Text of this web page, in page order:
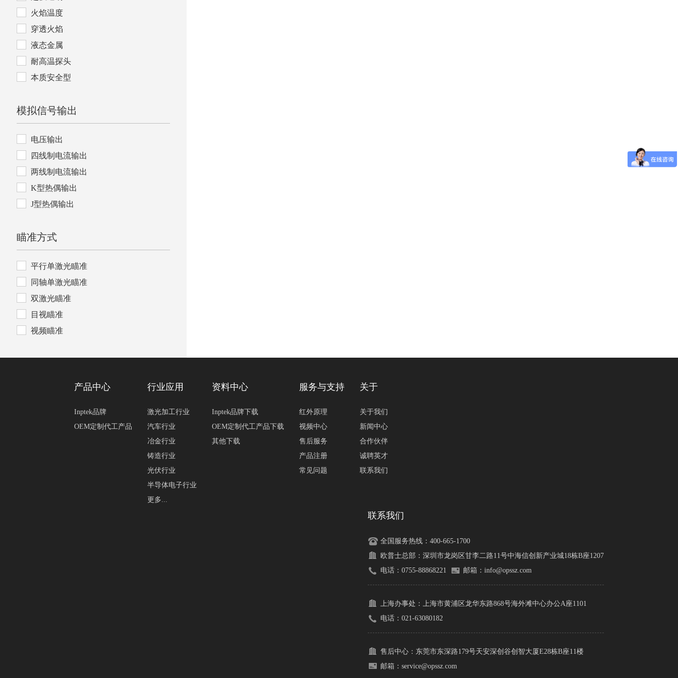
火焰温度
穿透火焰
液态金属
耐高温探头
本质安全型
模拟信号输出
电压输出
四线制电流输出
两线制电流输出
K型热偶输出
J型热偶输出
瞄准方式
平行单激光瞄准
同轴单激光瞄准
双激光瞄准
目视瞄准
视频瞄准
产品中心
Inptek品牌
OEM定制代工产品
行业应用
激光加工行业
汽车行业
冶金行业
铸造行业
光伏行业
半导体电子行业
更多...
资料中心
Inptek品牌下载
OEM定制代工产品下载
其他下载
服务与支持
红外原理
视频中心
售后服务
产品注册
常见问题
关于
关于我们
新闻中心
合作伙伴
诚聘英才
联系我们
联系我们
全国服务热线：400-665-1700
欧普士总部： 深圳市龙岗区甘李二路11号中海信创新产业城18栋B座1207
电话：0755-88868221
邮箱：info@opssz.com
上海办事处：
上海市黄浦区龙华东路868号海外滩中心办公A座1101
电话：021-63080182
售后中心： 东莞市东深路179号天安深创谷创智大厦E28栋B座11楼
邮箱：service@opssz.com